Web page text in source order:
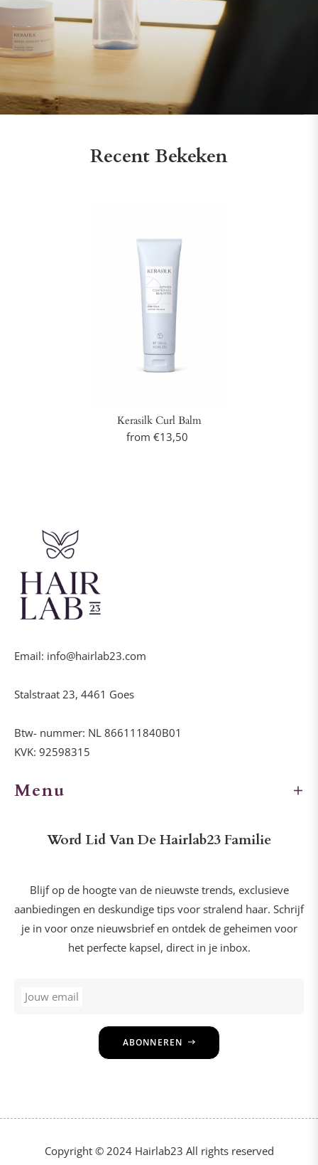
Recent Bekeken
Kerasilk Curl Balm
from €13,50
Email: info@hairlab23.com
Stalstraat 23, 4461 Goes
Btw- nummer: NL 866111840B01
KVK: 92598315
Menu
Word Lid Van De Hairlab23 Familie
Blijf op de hoogte van de nieuwste trends, exclusieve
aanbiedingen en deskundige tips voor stralend haar. Schrijf
je in voor onze nieuwsbrief en ontdek de geheimen voor
het perfecte kapsel, direct in je inbox.
Jouw email
ABONNEREN
Copyright © 2024 Hairlab23 All rights reserved